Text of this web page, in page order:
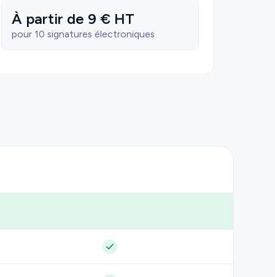
À partir de 9 € HT
pour 10 signatures électroniques